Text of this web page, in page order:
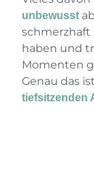
unbewusst
schmerzhaft
haben und
Momenten
Genau das
tiefsitzenden